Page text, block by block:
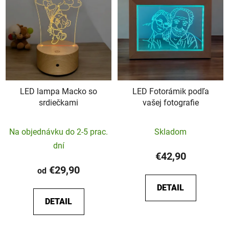
LED lampa Macko so
srdiečkami
hodnotenie
produktu
je
5,0
z
5
Na objednávku do 2-5 prac.
dní
od €29,90
DETAIL
LED Fotorámik podľa
vašej fotografie
hodnotenie
produktu
je
5,0
z
Skladom
€42,90
DETAIL